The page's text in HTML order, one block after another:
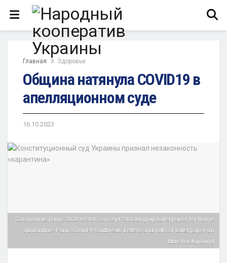
Главная Здоровье
Община натянула COVID19 в
апелляционном суде
16.10.2023
Coronavirus panic 2020 vector concept. Stocking up toilet paper for home
quarantine. Panic Covid-19 outbreak. Letters and rolls of toilet paper on
blue background